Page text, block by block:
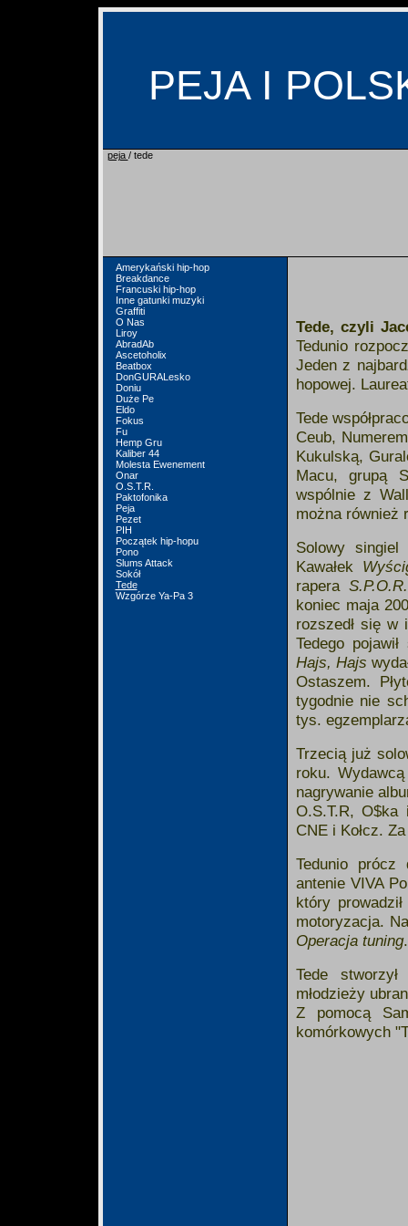
PEJA I
peja / tede
Amerykański hip-hop
Breakdance
Francuski hip-hop
Inne gatunki muzyki
Graffiti
O Nas
Liroy
AbradAb
Ascetoholix
Beatbox
DonGURALesko
Doniu
Duże Pe
Eldo
Fokus
Fu
Hemp Gru
Kaliber 44
Molesta Ewenement
Onar
O.S.T.R.
Paktofonika
Peja
Pezet
PIH
Początek hip-hopu
Pono
Slums Attack
Sokół
Tede
Wzgórze Ya-Pa 3
Tede, czyli
Tedunio
Jeden z
hopowej.
Tede
Ceub,
Kukulską,
Macu, grupą
wspólnie z
można również
Solowy
Kawałek
rapera
koniec maja
rozszedł się w
Tedego
Hajs, Hajs
Ostaszem.
tygodnie nie
tys.
Trzecią już
roku.
nagrywanie
O.S.T.R,
CNE i Kołcz.
Tedunio prócz
antenie VIVA
który
motoryzacja.
Operacja tuning.
Tede
młodzieży
Z pomocą
komórkowych